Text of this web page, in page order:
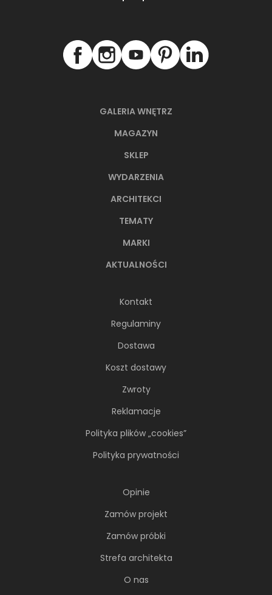
GALERIA WNĘTRZ
MAGAZYN
SKLEP
WYDARZENIA
ARCHITEKCI
TEMATY
MARKI
AKTUALNOŚCI
Kontakt
Regulaminy
Dostawa
Koszt dostawy
Zwroty
Reklamacje
Polityka plików „cookies”
Polityka prywatności
Opinie
Zamów projekt
Zamów próbki
Strefa architekta
O nas